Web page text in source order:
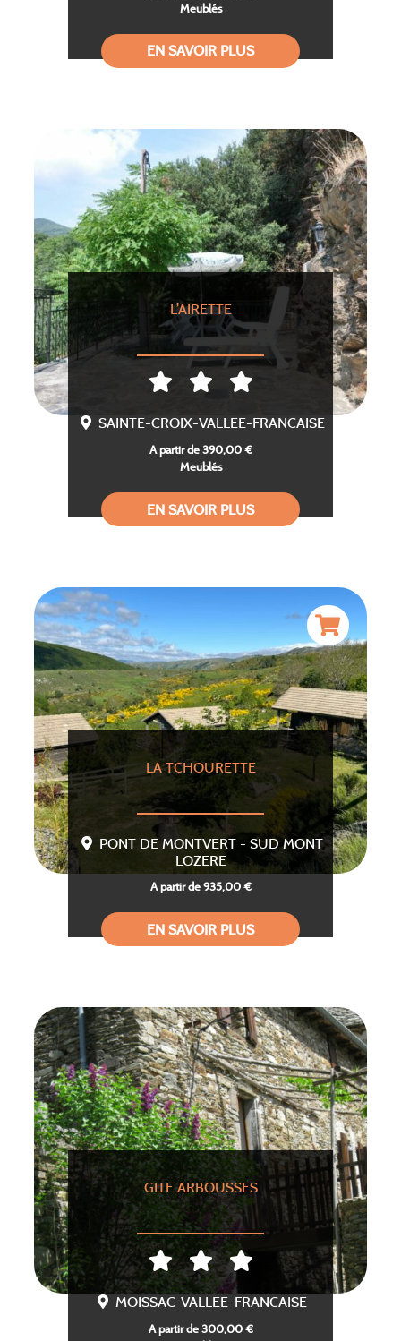
Meublés
EN SAVOIR PLUS
L’AIRETTE
SAINTE-CROIX-VALLEE-FRANCAISE
A partir de 390,00 €
Meublés
EN SAVOIR PLUS
LA TCHOURETTE
PONT DE MONTVERT - SUD MONT
LOZERE
A partir de 935,00 €
EN SAVOIR PLUS
GITE ARBOUSSES
MOISSAC-VALLEE-FRANCAISE
A partir de 300,00 €